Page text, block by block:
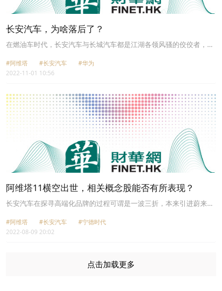
长安汽车，为啥落后了？
在燃油车时代，长安汽车与长城汽车都是江湖各领风骚的佼佼者，然
#阿维塔 #长安汽车
#华为
2022-11-01 10:56
阿维塔11横空出世，相关概念股能否有所表现？
长安汽车在探寻高端化品牌的过程可谓是一波三折，本来引进蔚来汽
来因种种原因，双方的关系却渐行渐远，蔚来选择了单飞，长安蔚来
身陷尴尬。
#阿维塔 #长安汽车
#宁德时代
2022-08-09 20:02
点击加载更多